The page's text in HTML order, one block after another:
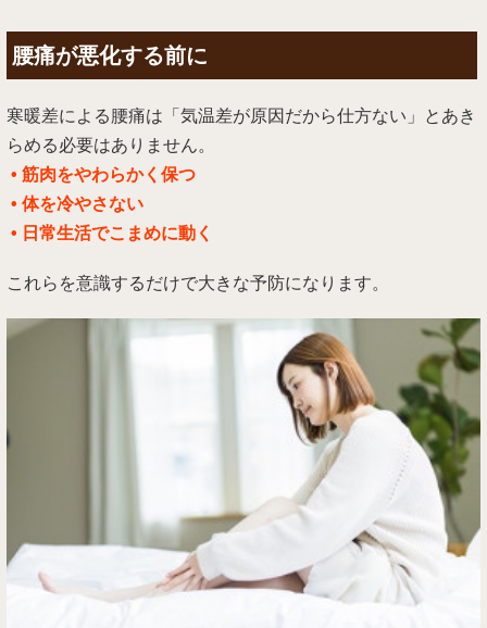
腰痛が悪化する前に
寒暖差による腰痛は「気温差が原因だから仕方ない」とあき
らめる必要はありません。
• 筋肉をやわらかく保つ
• 体を冷やさない
• 日常生活でこまめに動く
これらを意識するだけで大きな予防になります。